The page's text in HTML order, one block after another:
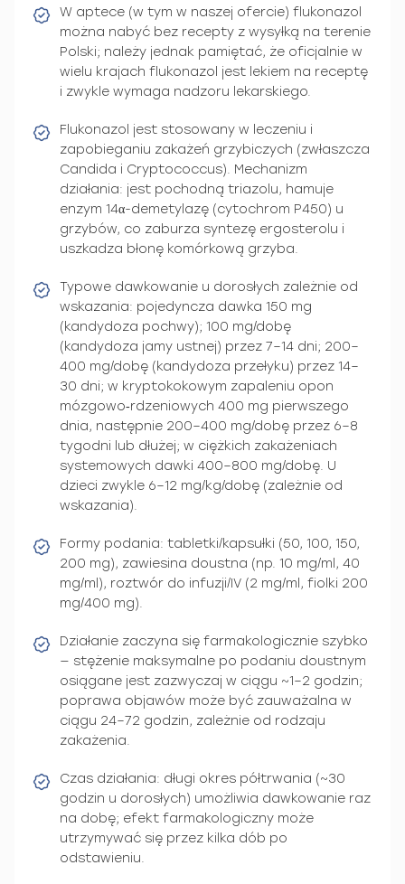
W aptece (w tym w naszej ofercie) flukonazol
można nabyć bez recepty z wysyłką na terenie
Polski; należy jednak pamiętać, że oficjalnie w
wielu krajach flukonazol jest lekiem na receptę
i zwykle wymaga nadzoru lekarskiego.
Flukonazol jest stosowany w leczeniu i
zapobieganiu zakażeń grzybiczych (zwłaszcza
Candida i Cryptococcus). Mechanizm
działania: jest pochodną triazolu, hamuje
enzym 14α-demetylazę (cytochrom P450) u
grzybów, co zaburza syntezę ergosterolu i
uszkadza błonę komórkową grzyba.
Typowe dawkowanie u dorosłych zależnie od
wskazania: pojedyncza dawka 150 mg
(kandydoza pochwy); 100 mg/dobę
(kandydoza jamy ustnej) przez 7–14 dni; 200–
400 mg/dobę (kandydoza przełyku) przez 14–
30 dni; w kryptokokowym zapaleniu opon
mózgowo‑rdzeniowych 400 mg pierwszego
dnia, następnie 200–400 mg/dobę przez 6–8
tygodni lub dłużej; w ciężkich zakażeniach
systemowych dawki 400–800 mg/dobę. U
dzieci zwykle 6–12 mg/kg/dobę (zależnie od
wskazania).
Formy podania: tabletki/kapsułki (50, 100, 150,
200 mg), zawiesina doustna (np. 10 mg/ml, 40
mg/ml), roztwór do infuzji/IV (2 mg/ml, fiolki 200
mg/400 mg).
Działanie zaczyna się farmakologicznie szybko
— stężenie maksymalne po podaniu doustnym
osiągane jest zazwyczaj w ciągu ~1–2 godzin;
poprawa objawów może być zauważalna w
ciągu 24–72 godzin, zależnie od rodzaju
zakażenia.
Czas działania: długi okres półtrwania (~30
godzin u dorosłych) umożliwia dawkowanie raz
na dobę; efekt farmakologiczny może
utrzymywać się przez kilka dób po
odstawieniu.